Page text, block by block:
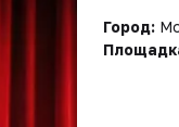
Город: